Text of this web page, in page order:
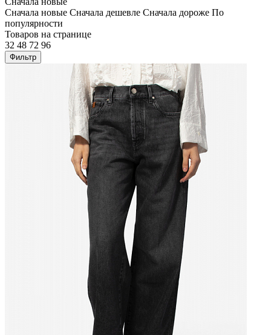
Сначала новые Сначала дешевле Сначала дороже По
популярности
Товаров на странице
32 48 72 96
Фильтр